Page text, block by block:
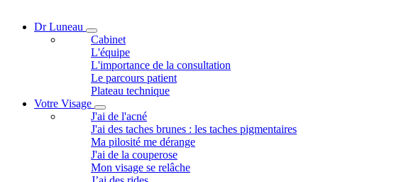
Dr Luneau
Cabinet
L'équipe
L'importance de la consultation
Le parcours patient
Plateau technique
Votre Visage
J'ai de l'acné
J'ai des taches brunes : les taches pigmentaires
Ma pilosité me dérange
J'ai de la couperose
Mon visage se relâche